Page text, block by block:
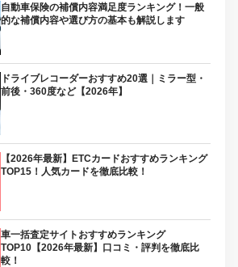
自動車保険の補償内容満足度ランキング！一般
的な補償内容や選び方の基本も解説します
ドライブレコーダーおすすめ20選｜ミラー型・
前後・360度など【2026年】
【2026年最新】ETCカードおすすめランキング
TOP15！人気カードを徹底比較！
車一括査定サイトおすすめランキング
TOP10【2026年最新】口コミ・評判を徹底比
較！